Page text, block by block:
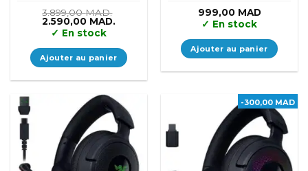
3.899,00MAD.
Le
prix
initial
était :
3.899,00 MAD..
2.590,00 MAD.
est :
2.590,00 MAD..
✓ En stock
Ajouter au panier
999,00 MAD
✓ En stock
Ajouter au panier
-300,00 MAD